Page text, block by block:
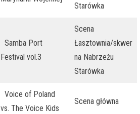
Starówka
Samba Port
Festival vol.3
Scena
Łasztownia/skwer
na Nabrzeżu
Starówka
Voice of Poland
vs. The Voice Kids
Scena główna